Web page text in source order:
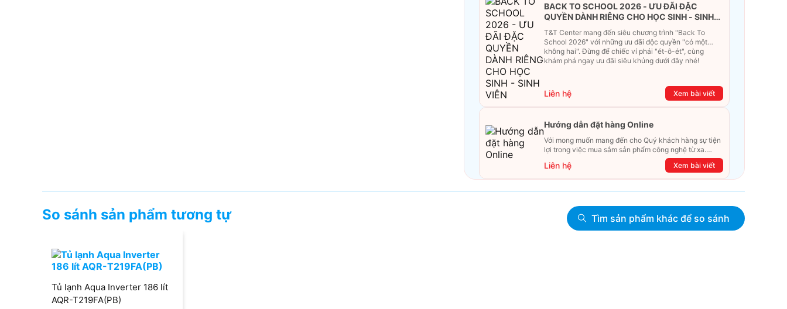
BACK TO SCHOOL 2026 - ƯU ĐÃI ĐẶC
QUYỀN DÀNH RIÊNG CHO HỌC SINH - SINH
T&T Center mang đến siêu chương trình "Back To
School 2026" với những ưu đãi độc quyền "có một
không hai". Đừng để chiếc ví phải "ét-ô-ét", cùng
khám phá ngay ưu đãi siêu khủng dưới đây nhé!
Liên hệ Xem bài viết
Hướng dẫn đặt hàng Online
Với mong muốn mang đến cho Quý khách hàng sự tiện
lợi trong việc mua sắm sản phẩm công nghệ từ xa.
Trong bài viết này, T&T Center sẽ hướng dẫn chi tiết
cách mua hàng trực tuyến qua các kênh online
Website, Zalo, Messenger và hotline để khách hàng có
Liên hệ Xem bài viết
So sánh sản phẩm tương tự Tìm sản phẩm khác để so sánh
Tủ lạnh Aqua Inverter 186 lít
AQR-T219FA(PB)